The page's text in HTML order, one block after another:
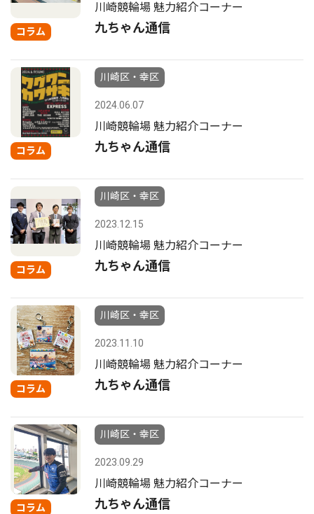
コラム
川崎競輪場 魅力紹介コーナー
九ちゃん通信
コラム
川崎区・幸区
2024.06.07
川崎競輪場 魅力紹介コーナー
九ちゃん通信
コラム
川崎区・幸区
2023.12.15
川崎競輪場 魅力紹介コーナー
九ちゃん通信
コラム
川崎区・幸区
2023.11.10
川崎競輪場 魅力紹介コーナー
九ちゃん通信
コラム
川崎区・幸区
2023.09.29
川崎競輪場 魅力紹介コーナー
九ちゃん通信